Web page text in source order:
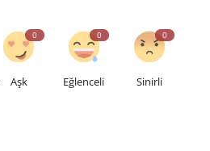
0
Aşk
0
Eğlenceli
0
Sinirli